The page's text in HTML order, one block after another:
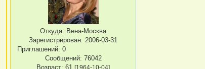
Откуда: Вена-Москва
Зарегистрирован: 2006-03-31
Приглашений: 0
Сообщений: 76042
Возраст: 61[1964-10-04]